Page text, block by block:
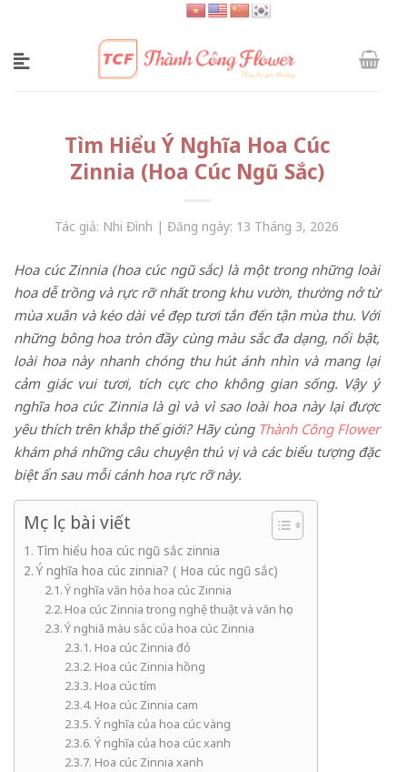
content
Tìm Hiểu Ý Nghĩa Hoa Cúc
Zinnia (Hoa Cúc Ngũ Sắc)
Tác giả: Nhi Đình | Đăng ngày: 13 Tháng 3, 2026
Hoa cúc Zinnia (hoa cúc ngũ sắc) là một trong những loài
hoa dễ trồng và rực rỡ nhất trong khu vườn, thường nở từ
mùa xuân và kéo dài vẻ đẹp tươi tắn đến tận mùa thu. Với
những bông hoa tròn đầy cùng màu sắc đa dạng, nổi bật,
loài hoa này nhanh chóng thu hút ánh nhìn và mang lại
cảm giác vui tươi, tích cực cho không gian sống. Vậy ý
nghĩa hoa cúc Zinnia là gì và vì sao loài hoa này lại được
yêu thích trên khắp thế giới? Hãy cùng Thành Công Flower
khám phá những câu chuyện thú vị và các biểu tượng đặc
biệt ẩn sau mỗi cánh hoa rực rỡ này.
Mục lục bài viết
Tìm hiểu hoa cúc ngũ sắc zinnia
Ý nghĩa hoa cúc zinnia? ( Hoa cúc ngũ sắc)
Ý nghĩa văn hóa hoa cúc Zinnia
Hoa cúc Zinnia trong nghệ thuật và văn học
Ý nghiã màu sắc của hoa cúc Zinnia
Hoa cúc Zinnia đỏ
Hoa cúc Zinnia hồng
Hoa cúc tím
Hoa cúc Zinnia cam
Ý nghĩa của hoa cúc vàng
Ý nghĩa của hoa cúc xanh
Hoa cúc Zinnia xanh